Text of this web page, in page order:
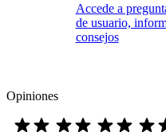
Accede a
de usuario,
consejos
Opiniones